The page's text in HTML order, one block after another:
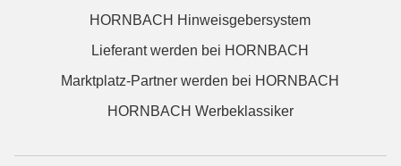
HORNBACH Hinweisgebersystem
Lieferant werden bei HORNBACH
Marktplatz-Partner werden bei HORNBACH
HORNBACH Werbeklassiker